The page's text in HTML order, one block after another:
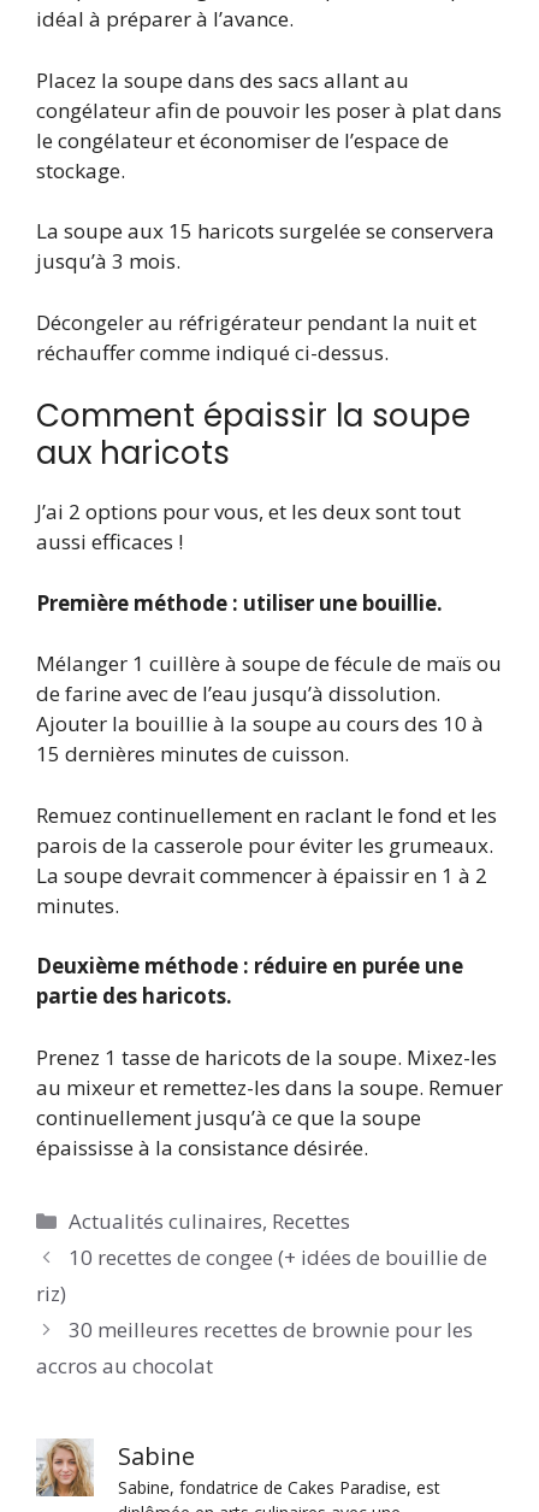
idéal à préparer à l’avance.
Placez la soupe dans des sacs allant au
congélateur afin de pouvoir les poser à plat dans
le congélateur et économiser de l’espace de
stockage.
La soupe aux 15 haricots surgelée se conservera
jusqu’à 3 mois.
Décongeler au réfrigérateur pendant la nuit et
réchauffer comme indiqué ci-dessus.
Comment épaissir la soupe
aux haricots
J’ai 2 options pour vous, et les deux sont tout
aussi efficaces !
Première méthode : utiliser une bouillie.
Mélanger 1 cuillère à soupe de fécule de maïs ou
de farine avec de l’eau jusqu’à dissolution.
Ajouter la bouillie à la soupe au cours des 10 à
15 dernières minutes de cuisson.
Remuez continuellement en raclant le fond et les
parois de la casserole pour éviter les grumeaux.
La soupe devrait commencer à épaissir en 1 à 2
minutes.
Deuxième méthode : réduire en purée une
partie des haricots.
Prenez 1 tasse de haricots de la soupe. Mixez-les
au mixeur et remettez-les dans la soupe. Remuer
continuellement jusqu’à ce que la soupe
épaississe à la consistance désirée.
Catégories
Actualités culinaires, Recettes
10 recettes de congee (+ idées de bouillie de
riz)
30 meilleures recettes de brownie pour les
accros au chocolat
Sabine
Sabine, fondatrice de Cakes Paradise, est